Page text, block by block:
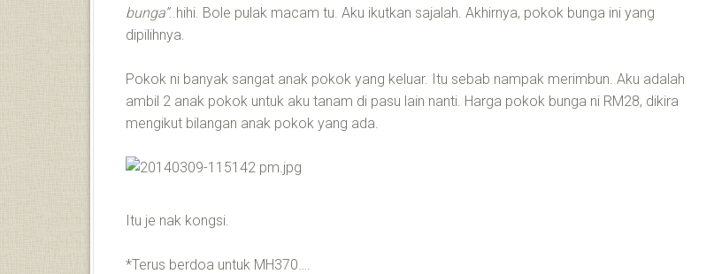
bunga”..hihi. Bole pulak macam tu. Aku ikutkan sajalah. Akhirnya, pokok bunga ini yang
dipilihnya.
Pokok ni banyak sangat anak pokok yang keluar. Itu sebab nampak merimbun. Aku adalah
ambil 2 anak pokok untuk aku tanam di pasu lain nanti. Harga pokok bunga ni RM28, dikira
mengikut bilangan anak pokok yang ada.
Itu je nak kongsi.
*Terus berdoa untuk MH370….